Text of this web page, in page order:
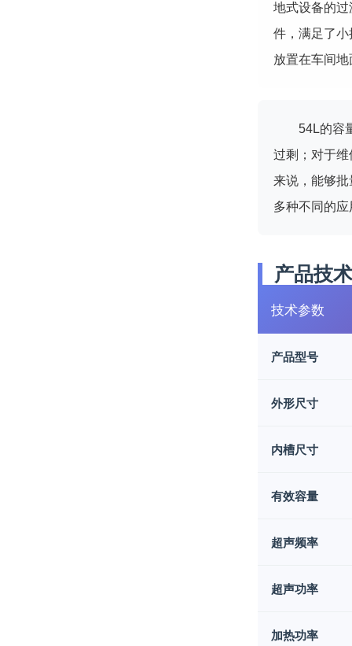
地式设备的
件，满足了
放置在车间
54L的容
过剩；对于
来说，能够
多种不同的
产品技
技术参数
产品型号
外形尺寸
内槽尺寸
有效容量
超声频率
超声功率
加热功率